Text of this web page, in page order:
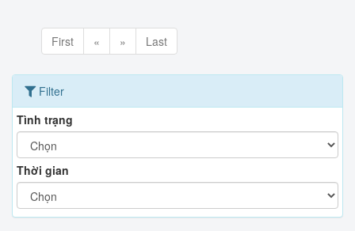
First « » Last
Filter
Tình trạng
Thời gian